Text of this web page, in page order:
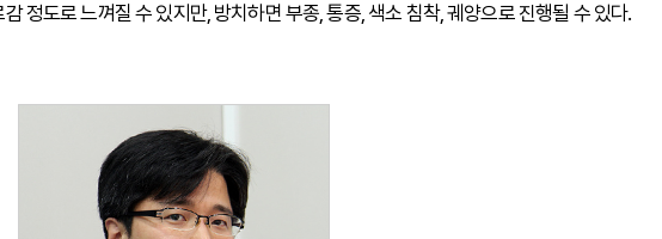
정도로 느껴질 수 있지만, 방치하면 부종, 통증, 색소 침착, 궤양으로 진행될 수 있다.